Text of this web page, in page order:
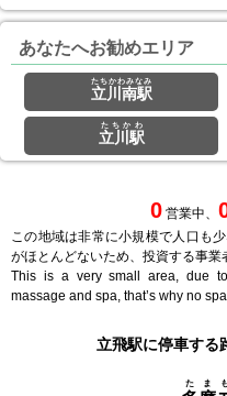
あなたへお勧めエリア
立川南駅
たちかわみなみ
立川駅
たちかわ
0 営業中、
この地域は非常に小規模で人口も
がほとんどないため、投資する事業
This is a very small area, due
massage and spa, that’s why no
立飛駅に停車する
たま